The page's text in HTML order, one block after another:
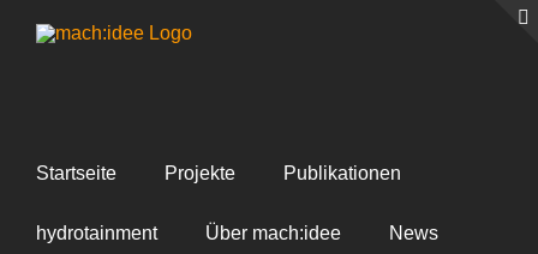
Inhalt
Startseite Projekte Publikationen
hydrotainment Über mach:idee News